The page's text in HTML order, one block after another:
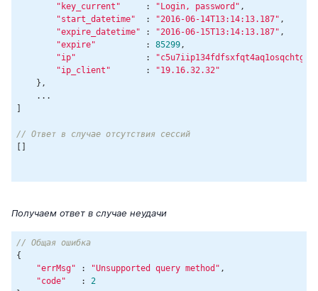
"key_current"
     :
"Login, password" ,
"start_datetime"
  :
"2016-06-14T13:14:13.187" ,
"expire_datetime" : "2016-06-15T13:14:13.187" ,
"expire"
          :
85299,
"ip"
              :
"ip_client"
       :
"19.16.32.32"
    },
    ...
]
// Ответ в случае отсутствия сессий
[]
Получаем ответ в случае неудачи
// Общая ошибка
{
"errMsg" : "Unsupported query method" ,
"code"
   :
2